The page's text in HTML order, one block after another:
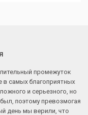
промежуток
самых благоприятных
и серьезного, но
поэтому превозмогая
день мы верили, что